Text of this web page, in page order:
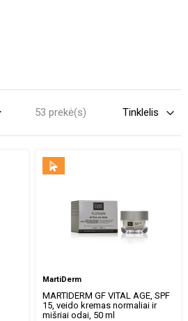
53 prekė(s)
MartiDerm
MARTIDERM GF VITAL AGE, SPF
15, veido kremas normaliai ir
mišriai odai, 50 ml